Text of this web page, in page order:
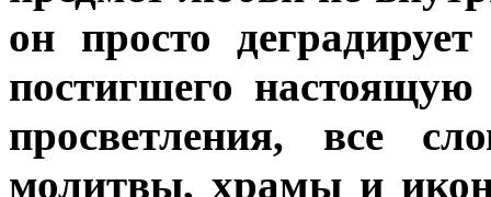
он просто
постигшего
просветления, все
молитвы, храмы и